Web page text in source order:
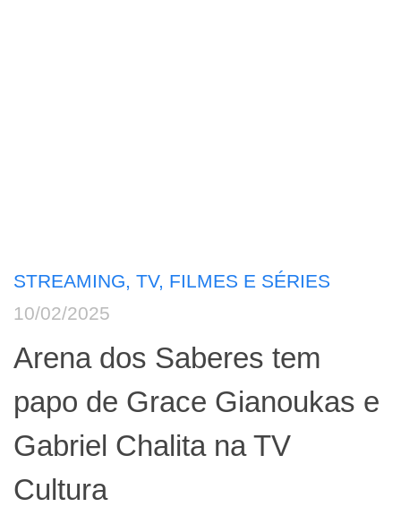
STREAMING, TV, FILMES E SÉRIES
10/02/2025
Arena dos Saberes tem
papo de Grace Gianoukas e
Gabriel Chalita na TV
Cultura